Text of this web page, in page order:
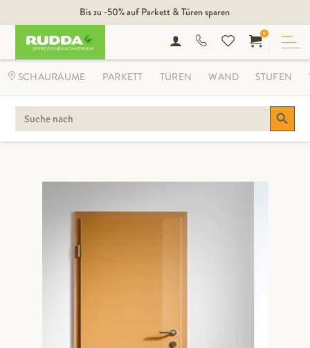
Bis zu -50% auf Parkett & Türen sparen
SEARCH
FOR:
Search Button
0
SCHAURÄUME PARKETT TÜREN WAND STUFEN